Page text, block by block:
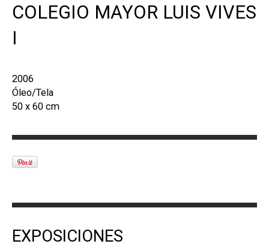
COLEGIO MAYOR LUIS VIVES
I
2006
Óleo/Tela
50 x 60 cm
EXPOSICIONES